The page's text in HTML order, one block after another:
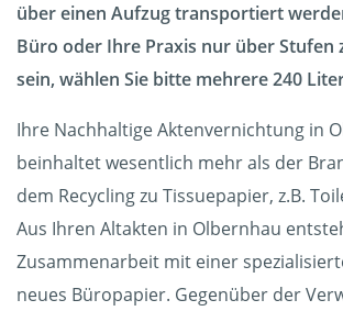
über einen Aufzug transportiert
Büro oder Ihre Praxis nur über Stufen
sein, wählen Sie bitte mehrere 240
Ihre Nachhaltige Aktenvernichtung in
beinhaltet wesentlich mehr als der
dem Recycling zu Tissuepapier, z.B.
Aus Ihren Altakten in Olbernhau
Zusammenarbeit mit einer
neues Büropapier. Gegenüber der